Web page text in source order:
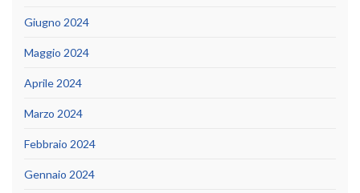
Giugno 2024
Maggio 2024
Aprile 2024
Marzo 2024
Febbraio 2024
Gennaio 2024